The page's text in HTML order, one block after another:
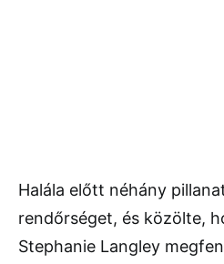
Halála előtt néhány
rendőrséget, és közölte,
Stephanie Langley